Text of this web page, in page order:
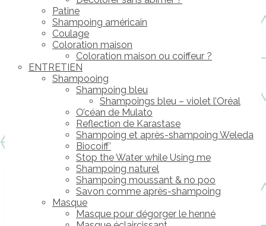
Patine
Shampoing américain
Coulage
Coloration maison
Coloration maison ou coiffeur ?
ENTRETIEN
Shampooing
Shampoing bleu
Shampoings bleu – violet l’Oréal
O’céan de Mulato
Reflection de Karastase
Shampoing et après-shampoing Weleda
Biocoiff’
Stop the Water while Using me
Shampoing naturel
Shampoing moussant & no poo
Savon comme après-shampoing
Masque
Masque pour dégorger le henné